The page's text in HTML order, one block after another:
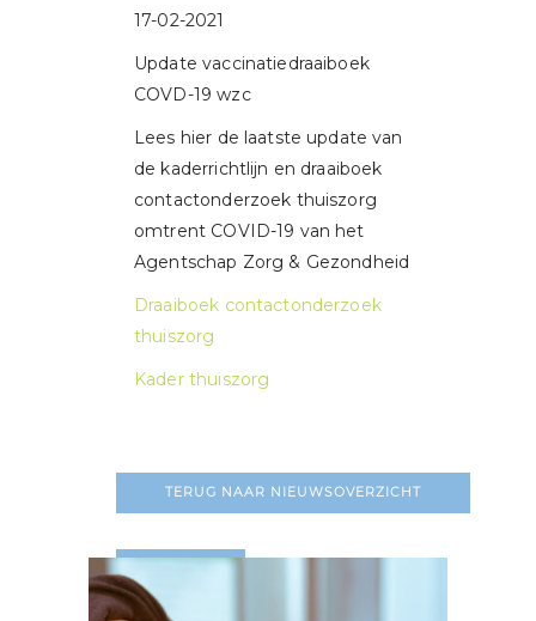
17-02-2021
Update vaccinatiedraaiboek
COVD-19 wzc
Lees hier de laatste update van
de kaderrichtlijn en draaiboek
contactonderzoek thuiszorg
omtrent COVID-19 van het
Agentschap Zorg & Gezondheid
Draaiboek contactonderzoek
thuiszorg
Kader thuiszorg
TERUG NAAR NIEUWSOVERZICHT
LEES MEER